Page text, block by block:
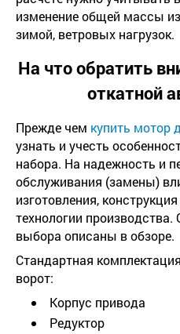
изменение общей массы
зимой, ветровых нагрузок.
На что обратить
откатной
Прежде чем купить мотор
узнать и учесть
набора. На надежность и
обслуживания (замены)
изготовления,
технологии
выбора описаны в обзоре.
Стандартная
ворот:
Корпус привода
Редуктор